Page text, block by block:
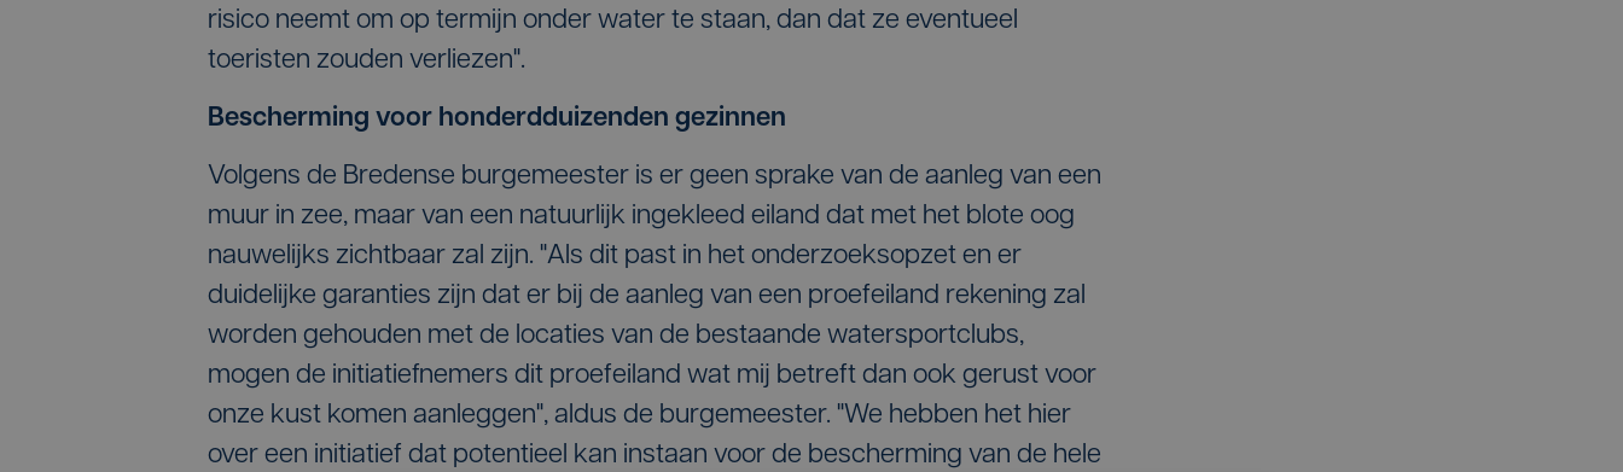
risico neemt om op termijn onder water te staan, dan dat ze eventueel
toeristen zouden verliezen".
Bescherming voor honderdduizenden gezinnen
Volgens de Bredense burgemeester is er geen sprake van de aanleg van een
muur in zee, maar van een natuurlijk ingekleed eiland dat met het blote oog
nauwelijks zichtbaar zal zijn. "Als dit past in het onderzoeksopzet en er
duidelijke garanties zijn dat er bij de aanleg van een proefeiland rekening zal
worden gehouden met de locaties van de bestaande watersportclubs,
mogen de initiatiefnemers dit proefeiland wat mij betreft dan ook gerust voor
onze kust komen aanleggen", aldus de burgemeester. "We hebben het hier
over een initiatief dat potentieel kan instaan voor de bescherming van de hele